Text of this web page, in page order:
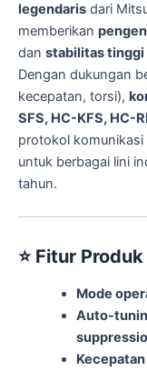
legendaris dari
memberikan
dan stabilitas tinggi
Dengan dukungan
kecepatan, torsi),
SFS, HC-KFS, HC-
protokol
untuk berbagai lini
tahun.
⭐ Fitur
Mode
Auto-